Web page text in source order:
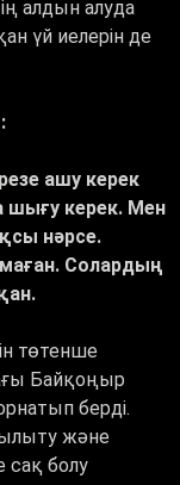
алдын алуда
үй иелерін де
ашу керек
шығу керек. Мен
нәрсе.
Солардың
төтенше
Байқоңыр
берді.
және
сақ болу